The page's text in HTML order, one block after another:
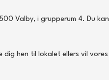
Valby, i grupperum 4. Du kan
hen til lokalet ellers vil vores